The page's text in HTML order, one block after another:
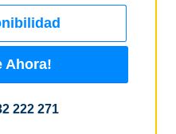
Ahora!
222 271